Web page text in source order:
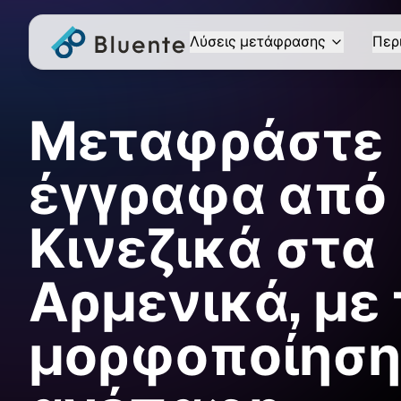
Λύσεις μετάφρασης
Μεταφράστε
έγγραφα από
Κινεζικά στα
Αρμενικά, με
μορφοποίηση